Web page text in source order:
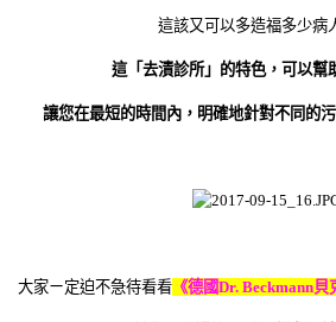
這該又可以多造福多少病
這「去漬診所」的特色，可以幫
讓您在最短的時間內，明確地針對不同的
大家ㄧ定迫不急待看看 《德國Dr. Beckmann貝